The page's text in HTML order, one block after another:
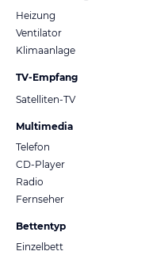
Heizung
Ventilator
Klimaanlage
TV-Empfang
Satelliten-TV
Multimedia
Telefon
CD-Player
Radio
Fernseher
Bettentyp
Einzelbett